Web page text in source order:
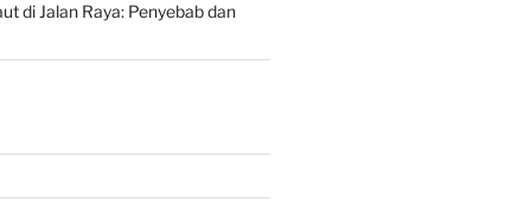
di Jalan Raya: Penyebab dan